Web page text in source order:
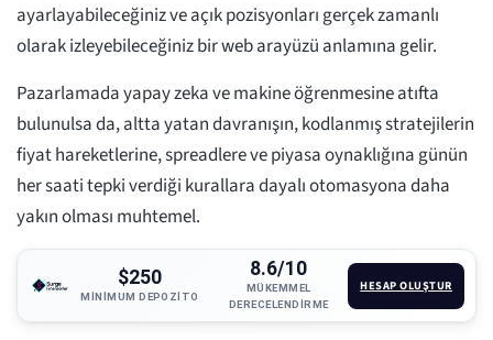
ayarlayabileceğiniz ve açık pozisyonları gerçek zamanlı
olarak izleyebileceğiniz bir web arayüzü anlamına gelir.
Pazarlamada yapay zeka ve makine öğrenmesine atıfta
bulunulsa da, altta yatan davranışın, kodlanmış stratejilerin
fiyat hareketlerine, spreadlere ve piyasa oynaklığına günün
her saati tepki verdiği kurallara dayalı otomasyona daha
yakın olması muhtemel.
$250
MINIMUM DEPOZITO
8.6/10
MÜKEMMEL
DERECELENDIRME
HESAP OLUŞTUR